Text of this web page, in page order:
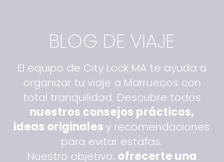
BLOG DE VIAJE
El equipo de City Lock MA te ayuda a
organizar tu viaje a Marruecos con
total tranquilidad. Descubre todos
nuestros consejos prácticos,
ideas originalesy recomendaciones
para evitar estafas.
Nuestro objetivo: ofrecerte una